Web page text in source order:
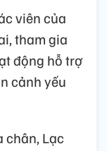
viên của
tham gia
động hỗ trợ
cảnh yếu
chân, Lạc